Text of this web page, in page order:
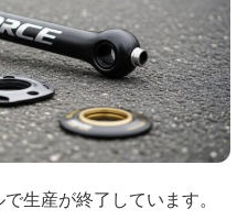
生産が終了しています。